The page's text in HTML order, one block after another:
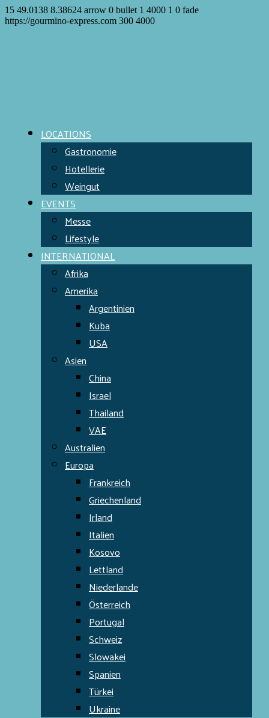
15 49.0138 8.38624 arrow 0 bullet 1 4000 1 0 fade
https://gourmino-express.com 300 4000
LOCATIONS
Gastronomie
Hotellerie
Weingut
EVENTS
Messe
Lifestyle
INTERNATIONAL
Afrika
Amerika
Argentinien
Kuba
USA
Asien
China
Israel
Thailand
VAE
Australien
Europa
Frankreich
Griechenland
Irland
Italien
Kosovo
Lettland
Niederlande
Österreich
Portugal
Schweiz
Slowakei
Spanien
Türkei
Ukraine